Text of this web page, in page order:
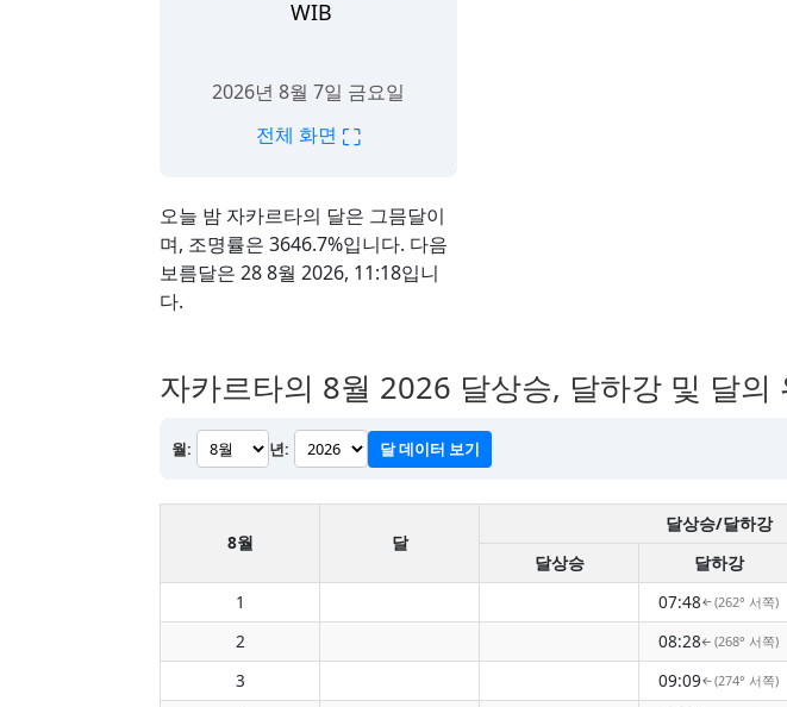
오늘 밤 자카르타의 달은 그믐달이
며, 조명률은 3646.7%입니다. 다음
보름달은 28 8월 2026, 11:18입니
다.
WIB
2026년 8월 7일 금요일
전체 화면 ⛶
자카르타의 8월 2026 달상승, 달하강 및 달의
월: 년: 달 데이터 보기
8월 달
달상승/달하강
달상승
달하강
1
07:48↑(262° 서쪽)
2
08:28↑(268° 서쪽)
3
09:09↑(274° 서쪽)